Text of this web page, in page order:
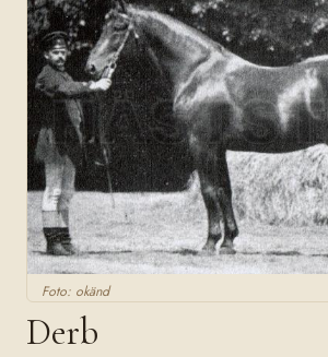
Foto: okänd
Derb